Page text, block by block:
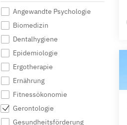
Angewandte Psychologie
Biomedizin
Dentalhygiene
Epidemiologie
Ergotherapie
Ernährung
Fitnessökonomie
Gerontologie
Gesundheitsförderung